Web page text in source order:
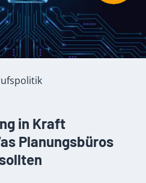
in Kraft
Planungsbüros